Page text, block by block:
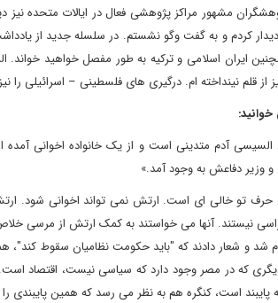
مشهور مراکز پژوهشی فعال در ایالات متحده نیز
کردم و به گفت وگو نشستم. در سلسله جدید از
اسلامی و ترکیه به طور مفصل خواهید خواند.
قلم نینداخته ام. درگیری های فلسطینی – اسرائیلی را
السیسی آدم متدینی است و از یک خانواده اخوانی
وزیر دفاعش به وجود آمد.»
حرف تو خالی ای است. ارتش نمی تواند اخوانی شود.
نیستند. آنها می خواستند به کمک ارتش از مرسی
شد و شعار دادند که "باید حکومت نظامیان سقوط
که در مصر وجود دارد که سیاسی نیست، اقتصاد
است، کنگره هم به نظر می رسد که همین پایبندی را